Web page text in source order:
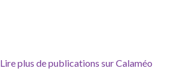
Lire plus de publications sur Calaméo